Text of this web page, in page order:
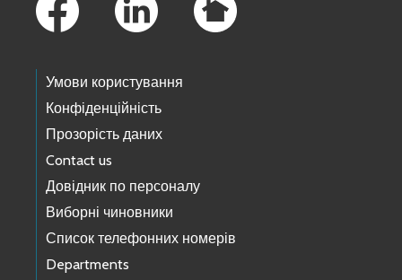
Умови користування
Конфіденційність
Прозорість даних
Contact us
Довідник по персоналу
Виборні чиновники
Список телефонних номерів
Departments